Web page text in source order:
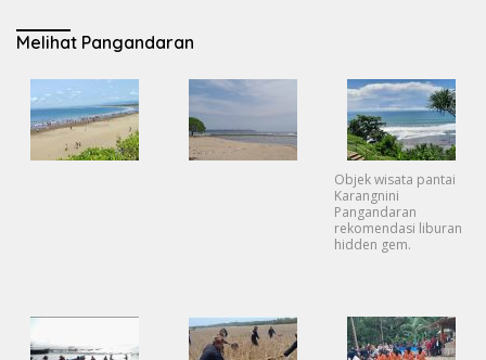
Melihat Pangandaran
Objek wisata pantai
Karangnini
Pangandaran
rekomendasi liburan
hidden gem.